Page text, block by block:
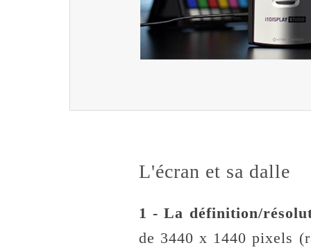
L'écran et sa dalle
1 - La définition/
de 3440 x 1440 pixels